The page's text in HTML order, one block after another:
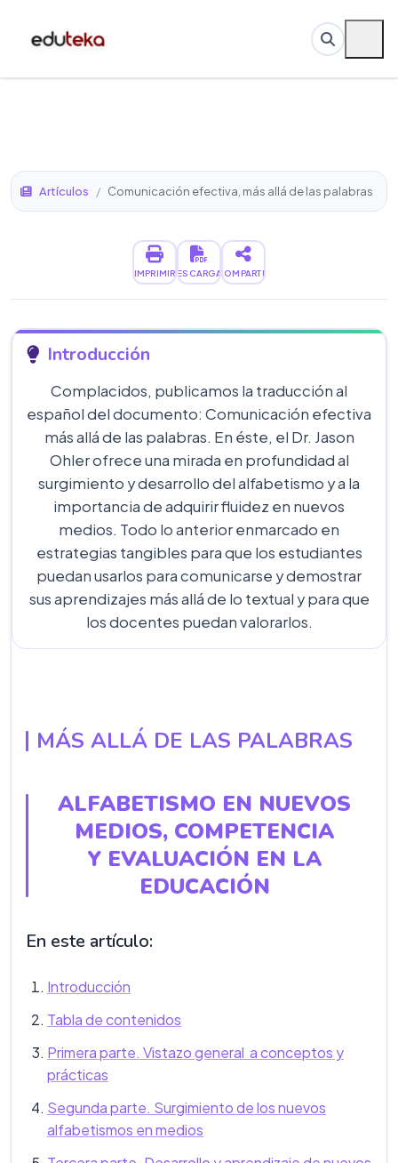
Artículos / Comunicación efectiva, más allá de las palabras
IMPRIMIRDESCARGARCOMPARTIR
Introducción
Complacidos, publicamos la traducción al
español del documento: Comunicación efectiva
más allá de las palabras. En éste, el Dr. Jason
Ohler ofrece una mirada en profundidad al
surgimiento y desarrollo del alfabetismo y a la
importancia de adquirir fluidez en nuevos
medios. Todo lo anterior enmarcado en
estrategias tangibles para que los estudiantes
puedan usarlos para comunicarse y demostrar
sus aprendizajes más allá de lo textual y para que
los docentes puedan valorarlos.
MÁS ALLÁ DE LAS PALABRAS
ALFABETISMO EN NUEVOS
MEDIOS, COMPETENCIA
Y EVALUACIÓN EN LA
EDUCACIÓN
En este artículo:
Introducción
Tabla de contenidos
Primera parte. Vistazo general a conceptos y
prácticas
Segunda parte. Surgimiento de los nuevos
alfabetismos en medios